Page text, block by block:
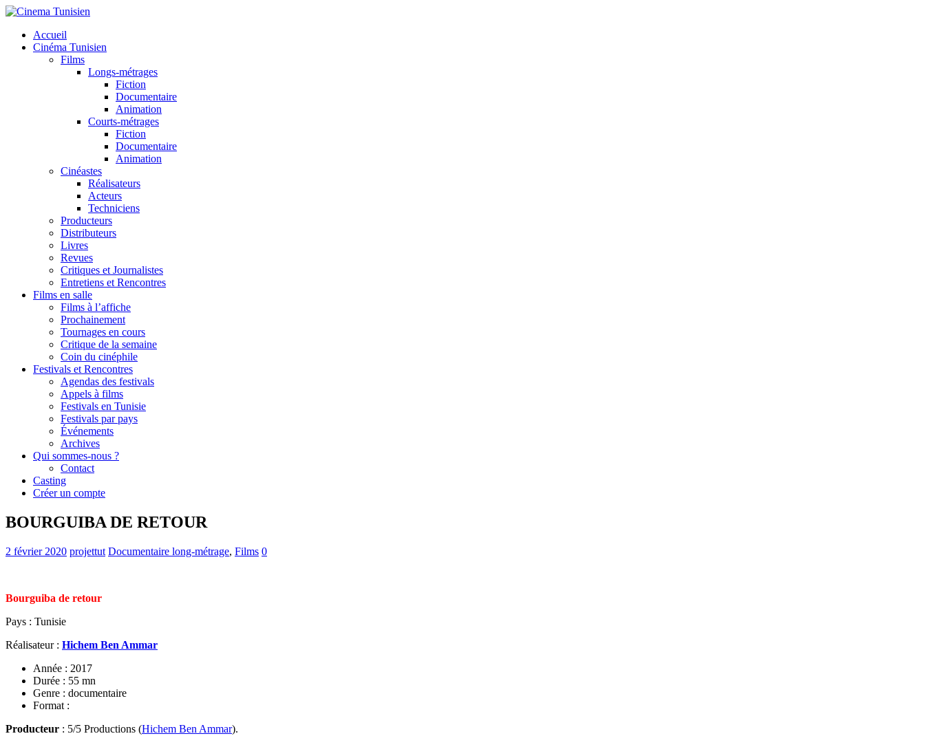
Accueil
Cinéma Tunisien
Films
Longs-métrages
Fiction
Documentaire
Animation
Courts-métrages
Fiction
Documentaire
Animation
Cinéastes
Réalisateurs
Acteurs
Techniciens
Producteurs
Distributeurs
Livres
Revues
Critiques et Journalistes
Entretiens et Rencontres
Films en salle
Films à l’affiche
Prochainement
Tournages en cours
Critique de la semaine
Coin du cinéphile
Festivals et Rencontres
Agendas des festivals
Appels à films
Festivals en Tunisie
Festivals par pays
Événements
Archives
Qui sommes-nous ?
Contact
Casting
Créer un compte
BOURGUIBA DE RETOUR
2 février 2020 projettut Documentaire long-métrage, Films 0
Bourguiba de retour
Pays : Tunisie
Réalisateur : Hichem Ben Ammar
Année : 2017
Durée : 55 mn
Genre : documentaire
Format :
Producteur : 5/5 Productions (Hichem Ben Ammar).